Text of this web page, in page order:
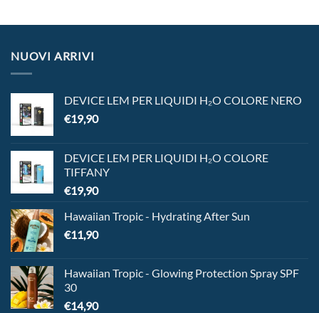
NUOVI ARRIVI
DEVICE LEM PER LIQUIDI H₂O COLORE NERO
€19,90
DEVICE LEM PER LIQUIDI H₂O COLORE
TIFFANY
€19,90
Hawaiian Tropic - Hydrating After Sun
€11,90
Hawaiian Tropic - Glowing Protection Spray SPF
30
€14,90